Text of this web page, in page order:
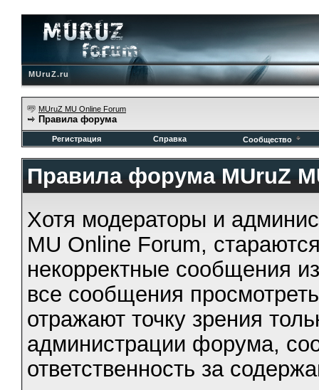
MUruZ.ru
MUruZ MU Online Forum
Правила форума
Регистрация Справка Сообщество
Правила форума MUruZ
Хотя модераторы и
MU Online Forum,
некорректные сообщения
все сообщения
отражают точку зрения
администрации форума,
ответственность за